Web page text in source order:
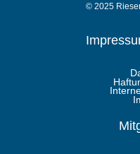
© 2025